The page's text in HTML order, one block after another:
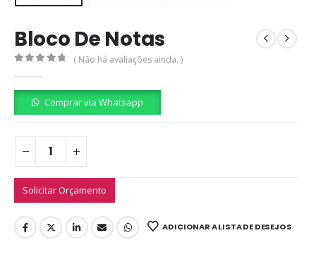
Bloco De Notas
( Não há avaliações ainda. )
Comprar via Whatsapp
Solicitar Orçamento
ADICIONAR A LISTA DE DESEJOS